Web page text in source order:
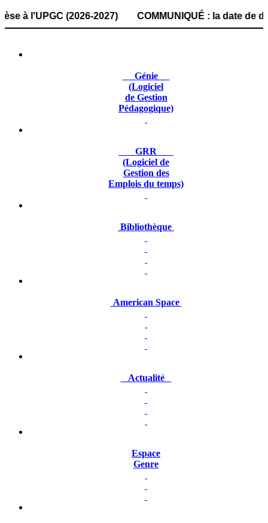
l'UPGC (2026-2027) COMMUNIQUÉ : la date de
Génie
(Logiciel
de Gestion
Pédagogique)
GRR
(Logiciel de
Gestion des
Emplois du temps)
Bibliothèque
American Space
Actualité
Espace
Genre